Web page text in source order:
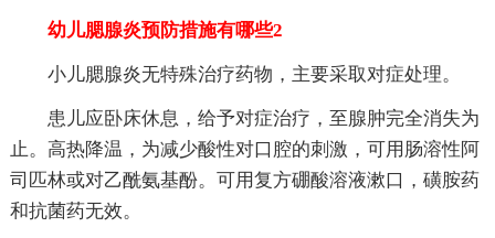
幼儿腮腺炎预防措施有哪些2
小儿腮腺炎无特殊治疗药物，主要采取对症处理。
患儿应卧床休息，给予对症治疗，至腺肿完全消失为
止。高热降温，为减少酸性对口腔的刺激，可用肠溶性阿
司匹林或对乙酰氨基酚。可用复方硼酸溶液漱口，磺胺药
和抗菌药无效。